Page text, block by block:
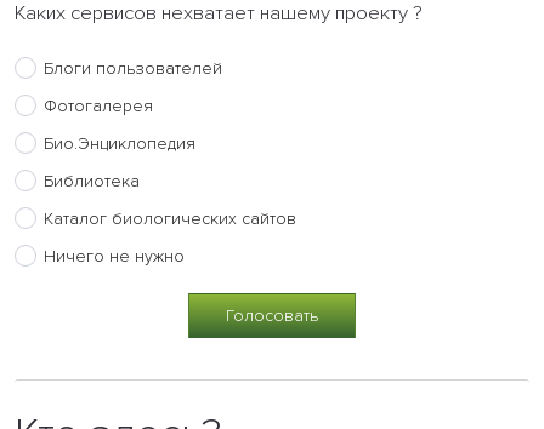
Каких сервисов нехватает нашему проекту ?
Блоги пользователей
Фотогалерея
Био.Энциклопедия
Библиотека
Каталог биологических сайтов
Ничего не нужно